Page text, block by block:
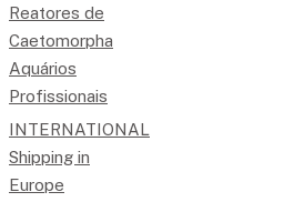
Reatores de
Caetomorpha
Aquários
Profissionais
INTERNATIONAL
Shipping in
Europe